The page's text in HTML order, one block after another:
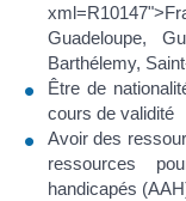
Guadeloupe,
Barthélemy,
Être de
cours de validité
Avoir des
ressources
handicapés